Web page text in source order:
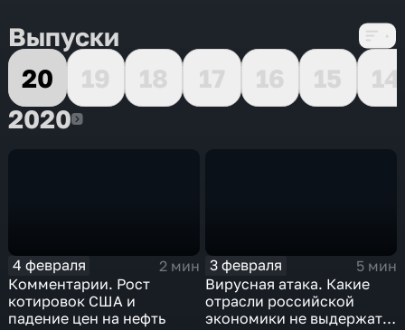
Выпуски
20
19 18 17 16 15
14
20202020
4 февраля
2 мин
Комментарии. Рост
котировок США и
падение цен на нефть
3 февраля
5 мин
Вирусная атака. Какие
отрасли российской
экономики не выдержат